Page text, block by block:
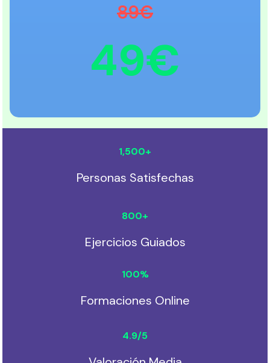
89€
49€
Personas Satisfechas
1,500+
Ejercicios Guiados
800+
Formaciones Online
100%
4.9/5